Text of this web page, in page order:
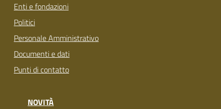
Enti e fondazioni
Politici
Personale Amministrativo
Documenti e dati
Punti di contatto
NOVITÀ